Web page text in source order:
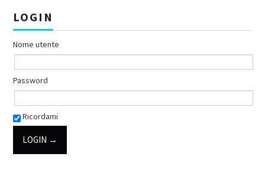
LOGIN
Nome utente
Password
Ricordami